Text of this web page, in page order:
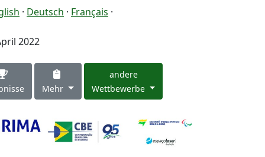
· Deutsch · Français ·
2022
Mehr
andere
Wettbewerbe